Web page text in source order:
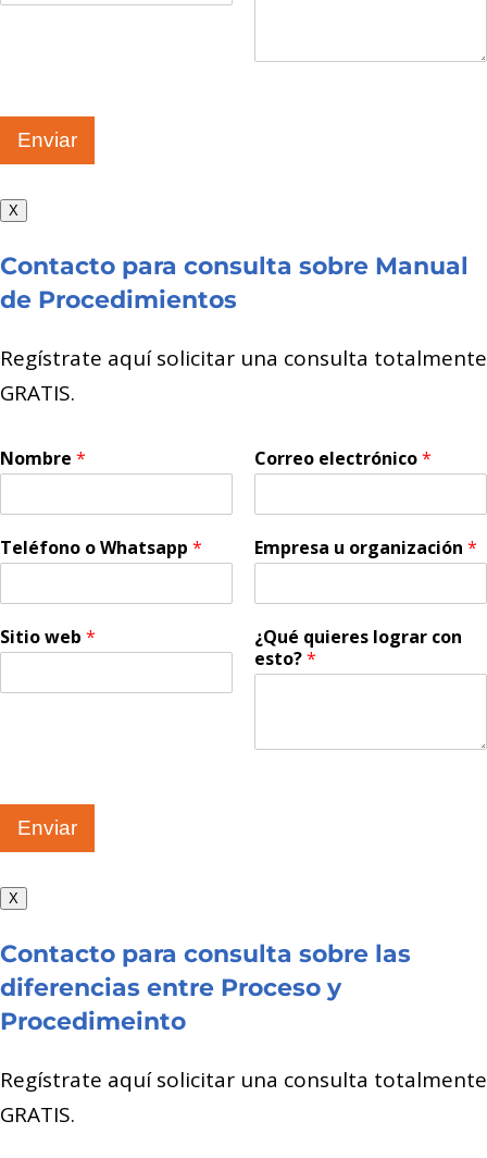
Enviar
X
Contacto para consulta sobre Manual
de Procedimientos
Regístrate aquí solicitar una consulta totalmente
GRATIS.
Nombre * Correo electrónico*
Teléfono o Whatsapp * Empresa u organización *
Sitio web *
¿Qué quieres lograr con
esto?*
Enviar
X
Contacto para consulta sobre las
diferencias entre Proceso y
Procedimeinto
Regístrate aquí solicitar una consulta totalmente
GRATIS.